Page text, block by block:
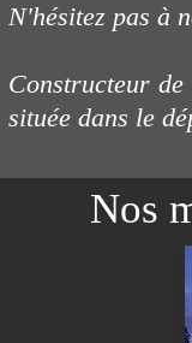
N'hésitez pas à
Constructeur
située dans le
Nos